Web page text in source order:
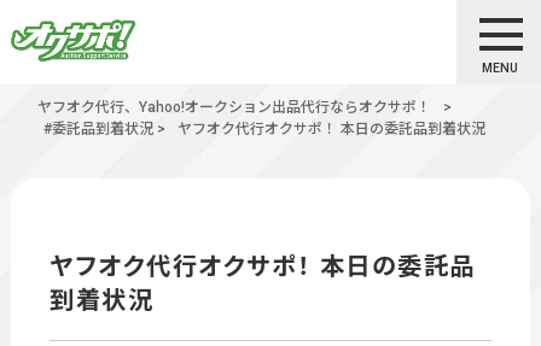
MENU
ヤフオク代行、Yahoo!オークション出品代行ならオクサポ！
>
#委託品到着状況 > ヤフオク代行オクサポ！ 本日の委託品到着状況
ヤフオク代行オクサポ！ 本日の委託品
到着状況